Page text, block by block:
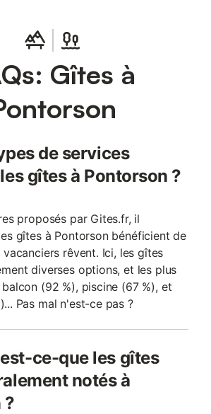
la caution. Location possible d'une salle
pouvant accueillir 40 personnes.
ce village paisible compte parmi les
baie avec notamment son ancien prieuré
d'ailleurs face à cet ensemble
sur 3 niveaux, ce gîte offre 4
d'une belle luminosité. Want a family
la recharge d'un véhicule électrique
Gîtes à
de services
gîtes à Pontorson ?
proposés par Gites.fr, il
gîtes à Pontorson bénéficient de
rêvent. Ici, les gîtes
diverses options, et les plus
(92 %), piscine (67 %), et
Pas mal n'est-ce pas ?
ce-que les gîtes
notés à
?